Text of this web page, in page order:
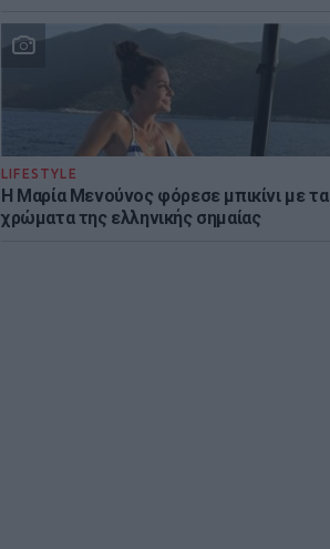
LIFESTYLE
Η Μαρία Μενούνος φόρεσε μπικίνι με τα
χρώματα της ελληνικής σημαίας